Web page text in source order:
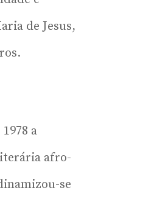
de Jesus,
a
afro-
se